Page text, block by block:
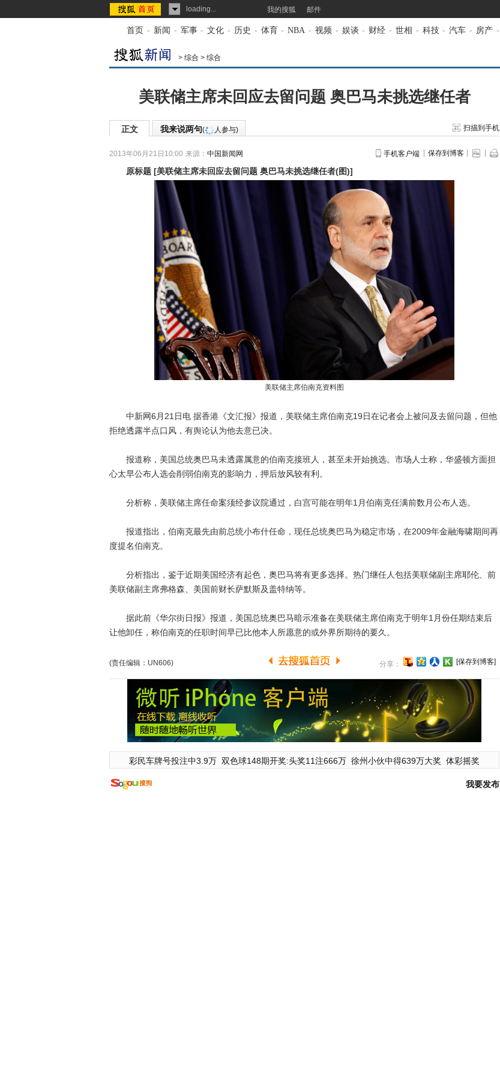
loading... 我的搜狐 邮件
首页 - 新闻 - 军事 - 文化 - 历史 - 体育 - NBA - 视频 - 娱谈 - 财经 - 世相 - 科技 - 汽车 - 房产 -
> 综合 > 综合
美联储主席未回应去留问题 奥巴马未挑选继任者
正文 我来说两句( 人参与) 扫描到手机
2013年06月21日10:00 来源： 中国新闻网 手机客户端 保存到博客
原标题 [美联储主席未回应去留问题 奥巴马未挑选继任者(图)]
美联储主席伯南克资料图
中新网6月21日电 据香港《文汇报》报道，美联储主席伯南克19日在记者会上被问及去留问题，但他
拒绝透露半点口风，有舆论认为他去意已决。
报道称，美国总统奥巴马未透露属意的伯南克接班人，甚至未开始挑选。市场人士称，华盛顿方面担
心太早公布人选会削弱伯南克的影响力，押后放风较有利。
分析称，美联储主席任命案须经参议院通过，白宫可能在明年1月伯南克任满前数月公布人选。
报道指出，伯南克最先由前总统小布什任命，现任总统奥巴马为稳定市场，在2009年金融海啸期间再
度提名伯南克。
分析指出，鉴于近期美国经济有起色，奥巴马将有更多选择。热门继任人包括美联储副主席耶伦、前
美联储副主席弗格森、美国前财长萨默斯及盖特纳等。
据此前《华尔街日报》报道，美国总统奥巴马暗示准备在美联储主席伯南克于明年1月份任期结束后
让他卸任，称伯南克的任职时间早已比他本人所愿意的或外界所期待的要久。
(责任编辑：UN606) 分享： [保存到博客]
彩民车牌号投注中3.9万 双色球148期开奖:头奖11注666万 徐州小伙中得639万大奖 体彩摇奖
我要发布